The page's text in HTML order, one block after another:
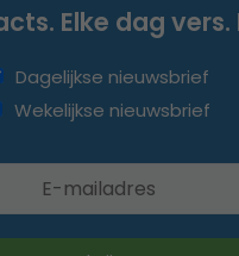
Elke dag vers.
Dagelijkse nieuwsbrief
Wekelijkse nieuwsbrief